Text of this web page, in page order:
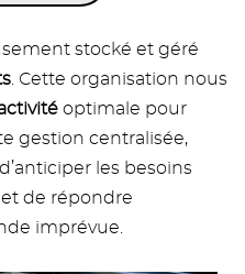
stocké et géré
. Cette organisation nous
optimale pour
gestion centralisée,
les besoins
de répondre
imprévue.